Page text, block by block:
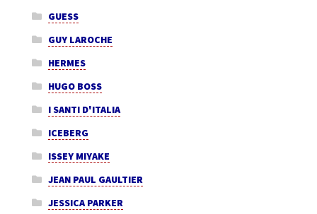
GUESS
GUY LAROCHE
HERMES
HUGO BOSS
I SANTI D'ITALIA
ICEBERG
ISSEY MIYAKE
JEAN PAUL GAULTIER
JESSICA PARKER